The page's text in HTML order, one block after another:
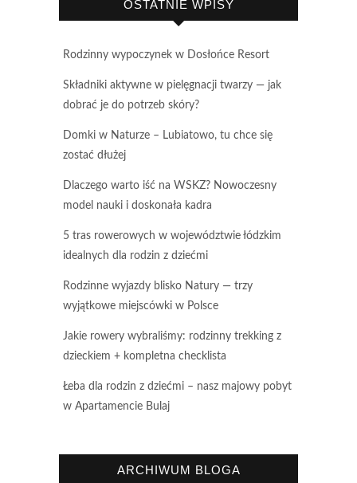
OSTATNIE WPISY
Rodzinny wypoczynek w Dosłońce Resort
Składniki aktywne w pielęgnacji twarzy — jak
dobrać je do potrzeb skóry?
Domki w Naturze – Lubiatowo, tu chce się
zostać dłużej
Dlaczego warto iść na WSKZ? Nowoczesny
model nauki i doskonała kadra
5 tras rowerowych w województwie łódzkim
idealnych dla rodzin z dziećmi
Rodzinne wyjazdy blisko Natury — trzy
wyjątkowe miejscówki w Polsce
Jakie rowery wybraliśmy: rodzinny trekking z
dzieckiem + kompletna checklista
Łeba dla rodzin z dziećmi – nasz majowy pobyt
w Apartamencie Bulaj
ARCHIWUM BLOGA